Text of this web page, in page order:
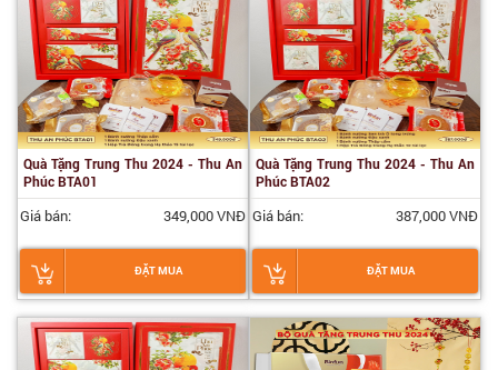
Quà Tặng Trung Thu 2024 - Thu An
Phúc BTA01
Giá bán: 349,000 VNĐ
ĐẶT MUA
Quà Tặng Trung Thu 2024 - Thu An
Phúc BTA02
Giá bán: 387,000 VNĐ
ĐẶT MUA